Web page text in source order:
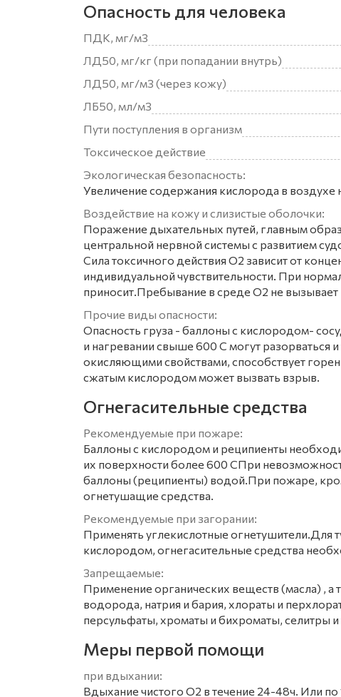
Опасность для человека
ПДК, мг/м3
ЛД50, мг/кг (при попадании внутрь)
ЛД50, мг/м3 (через кожу)
ЛБ50, мл/м3
Пути поступления в организм
Токсическое действие
Экологическая безопасность:
Увеличение содержания кислорода в
Воздействие на кожу и слизистые оболочки:
Поражение дыхательных путей, главным
центральной нервной системы с развитием
Сила токсичного действия О2 зависит от
индивидуальной чувствительности. При
приносит.Пребывание в среде О2 не
Прочие виды опасности:
Опасность груза - баллоны с кислородом-
и нагревании свыше 600 С могут
окисляющими свойствами, способствует
сжатым кислородом может вызвать взрыв.
Огнегасительные средства
Рекомендуемые при пожаре:
Баллоны с кислородом и реципиенты
их поверхности более 600 СПри
баллоны (реципиенты) водой.При пожаре,
огнетушащие средства.
Рекомендуемые при загорании:
Применять углекислотные
кислородом, огнегасительные средства
Запрещаемые:
Применение органических веществ (масла) ,
водорода, натрия и бария, хлораты и
персульфаты, хроматы и бихроматы, селитры и
Меры первой помощи
при вдыхании:
Вдыхание чистого О2 в течение 24-48ч. Или по